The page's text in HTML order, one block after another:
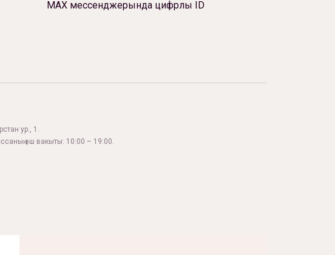
МАХ мессенджерында цифрлы ID
ур., 1.
эш вакыты: 10:00 – 19:00.